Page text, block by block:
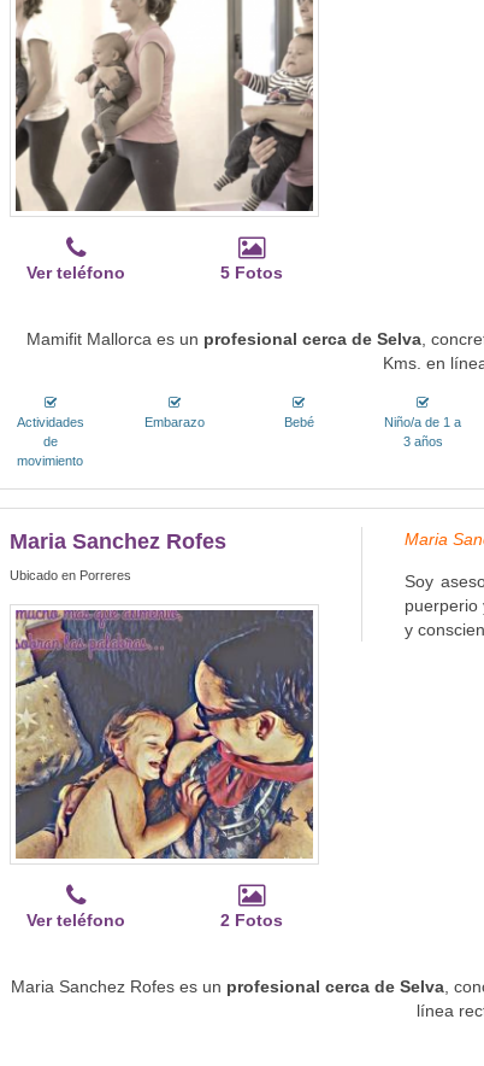
Ver teléfono 5 Fotos
Mamifit Mallorca es un profesional cerca de Selva ,
Kms. en
Actividades
de
movimiento
Embarazo Bebé
Niño/a de 1 a
3 años
Maria Sanchez Rofes
Ubicado en Porreres
Ver teléfono 2 Fotos
Maria
Soy
puerperio
y
Maria Sanchez Rofes es un profesional cerca de Selva ,
línea